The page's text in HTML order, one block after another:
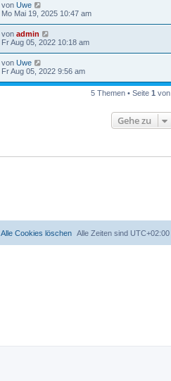
von Uwe
Mo Mai 19, 2025 10:47 am
von admin
Fr Aug 05, 2022 10:18 am
von Uwe
Fr Aug 05, 2022 9:56 am
5 Themen • Seite 1 von
Gehe zu
Alle Zeiten sind UTC+02:00
Alle Cookies löschen